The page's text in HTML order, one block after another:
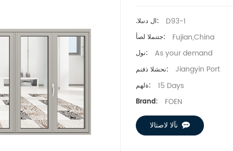
.ال دنبلا: D93-1
جتنملا لصأ: Fujian,China
نول: As your demand
نحشلا ذفنم: Jiangyin Port
ةلهم: 15 Days
Brand: FOEN
نآلا لاصتالا